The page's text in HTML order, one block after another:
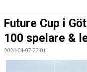
KALENDER
Future Cup i
100 spelare &
2024-04-07 23:01